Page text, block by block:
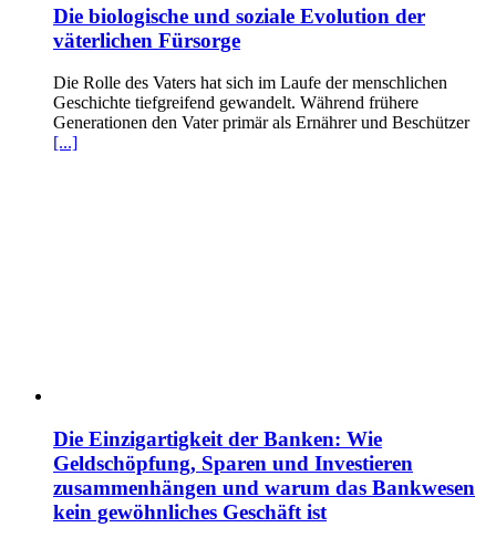
Die biologische und soziale Evolution der
väterlichen Fürsorge
Die Rolle des Vaters hat sich im Laufe der menschlichen
Geschichte tiefgreifend gewandelt. Während frühere
Generationen den Vater primär als Ernährer und Beschützer
[...]
Die Einzigartigkeit der Banken: Wie
Geldschöpfung, Sparen und Investieren
zusammenhängen und warum das Bankwesen
kein gewöhnliches Geschäft ist